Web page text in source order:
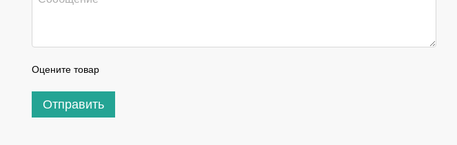
Оцените товар
Отправить